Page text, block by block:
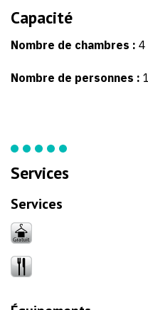
Capacité
Nombre de chambres : 4
Nombre de personnes :
Services
Services